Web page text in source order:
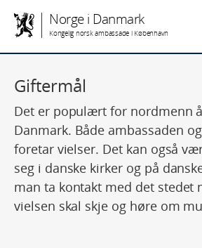
Norge i Danmark
Kongelig norsk ambassade i København
Giftermål
Det er populært for nordmenn
Danmark. Både ambassaden
foretar vielser. Det kan også
seg i danske kirker og på
man ta kontakt med det stedet
vielsen skal skje og høre om